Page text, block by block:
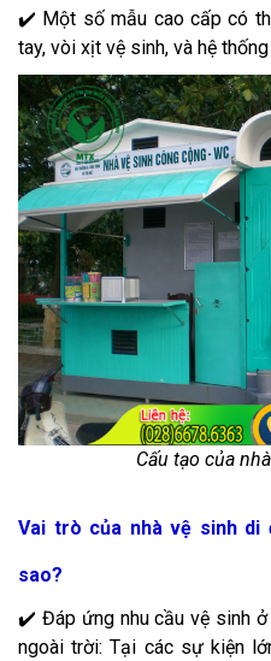
✔️ Một số mẫu cao cấp có
tay, vòi xịt vệ sinh, và hệ
Cấu tạo của
Vai trò của nhà vệ sinh
sao?
✔️ Đáp ứng nhu cầu vệ sinh
ngoài trời: Tại các sự kiện